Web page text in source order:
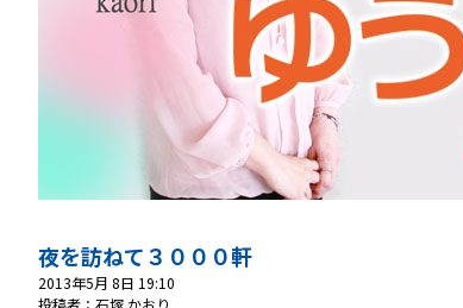
夜を訪ねて３０００軒
2013年5月 8日 19:10
投稿者：石塚 かおり